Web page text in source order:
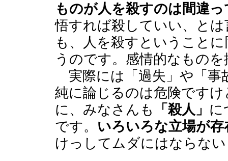
ものが人を殺すのは間違
悟すれば殺していい、と
も、人を殺すということ
うのです。感情的なもの
実際には「過失」や「事
純に論じるのは危険です
に、みなさんも
「殺人」 に
です。 いろいろな立場が
けっしてムダにはならな